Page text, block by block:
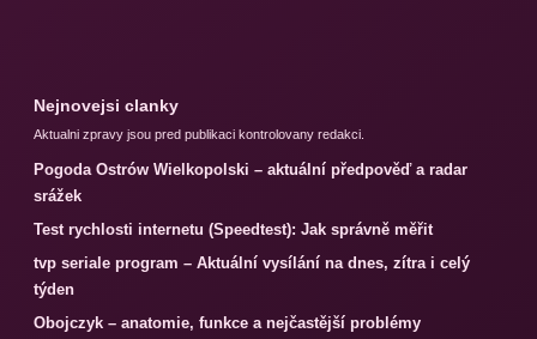
Nejnovejsi clanky
Aktualni zpravy jsou pred publikaci kontrolovany redakci.
Pogoda Ostrów Wielkopolski – aktuální předpověď a radar
srážek
Test rychlosti internetu (Speedtest): Jak správně měřit
tvp seriale program – Aktuální vysílání na dnes, zítra i celý
týden
Obojczyk – anatomie, funkce a nejčastější problémy